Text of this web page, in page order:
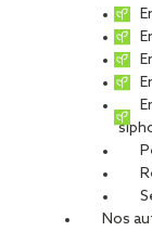
Nos
risque d’être
dizaines d’années
Mais il existe
de bâtiments qui
terme. L’État a
oeuvre de